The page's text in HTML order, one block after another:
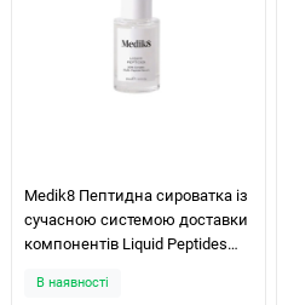
Medik8 Пептидна сироватка із
сучасною системою доставки
компонентів Liquid Peptides
В наявності